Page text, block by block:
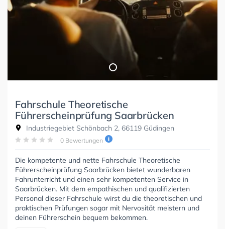
Fahrschule Theoretische
Führerscheinprüfung Saarbrücken
Industriegebiet Schönbach 2, 66119 Güdingen
0 Bewertungen
Die kompetente und nette Fahrschule Theoretische
Führerscheinprüfung Saarbrücken bietet wunderbaren
Fahrunterricht und einen sehr kompetenten Service in
Saarbrücken. Mit dem empathischen und qualifizierten
Personal dieser Fahrschule wirst du die theoretischen und
praktischen Prüfungen sogar mit Nervosität meistern und
deinen Führerschein bequem bekommen.